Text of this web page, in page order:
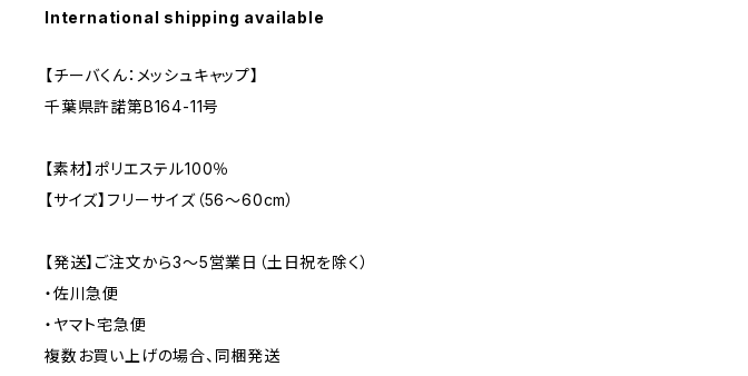
International shipping available
【チーバくん：メッシュキャップ】
千葉県許諾第B164-11号
【素材】ポリエステル100％
【サイズ】フリーサイズ（56〜60cm）
【発送】ご注文から3〜5営業日（土日祝を除く）
・佐川急便
・ヤマト宅急便
複数お買い上げの場合、同梱発送